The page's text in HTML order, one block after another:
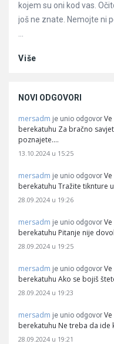
kojem su oni kod vas.
još ne znate. Nemojte ni
Više
NOVI ODGOVORI
mersadm je unio odgovor
berekatuhu Za bračno
poznajete.…
13.10.2024 u 15:25
mersadm je unio odgovor
berekatuhu Tražite tiknture
28.09.2024 u 19:26
mersadm je unio odgovor
berekatuhu Pitanje nije
28.09.2024 u 19:25
mersadm je unio odgovor
berekatuhu Ako se bojiš
28.09.2024 u 19:23
mersadm je unio odgovor
berekatuhu Ne treba da
28.09.2024 u 19:21